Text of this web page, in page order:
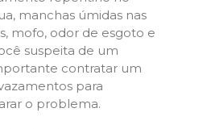
manchas úmidas nas
mofo, odor de esgoto e
suspeita de um
contratar um
para
o problema.